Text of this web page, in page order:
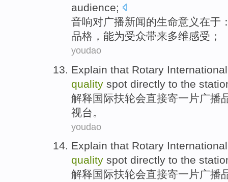
audience;
音响对广播新闻的生命意义在于
品格 ， 能为受众带来多维感受 ；
youdao
Explain that Rotary International
quality spot directly to the
解释国际扶轮会直接寄一 片广播
视台 。
youdao
Explain that Rotary International
quality spot directly to the
解释国际扶轮会直接寄一 片广播